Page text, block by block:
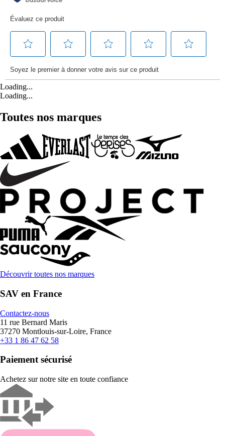
Loading...
Loading...
Toutes nos marques
Découvrir toutes nos marques
SAV en France
Contactez-nous
11 rue Bernard Maris
37270 Montlouis-sur-Loire, France
+33 1 86 47 62 58
Paiement sécurisé
Achetez sur notre site en toute confiance